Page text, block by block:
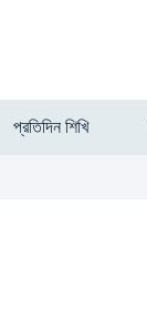
প্রতিদিন শিখি